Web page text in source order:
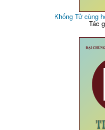
Khổng Tử cùng
Tác